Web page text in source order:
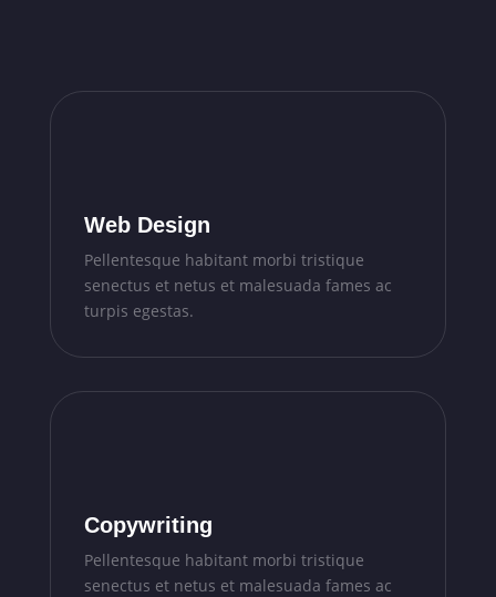
Web Design
Pellentesque habitant morbi tristique
senectus et netus et malesuada fames ac
turpis egestas.
Copywriting
Pellentesque habitant morbi tristique
senectus et netus et malesuada fames ac